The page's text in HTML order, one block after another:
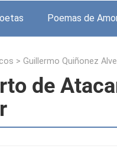
Poemas de
> Guillermo Quiñonez
de